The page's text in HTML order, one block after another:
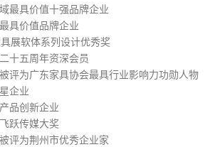
最具价值十强品牌企业
具价值品牌企业
展软体系列设计优秀奖
十五周年资深会员
评为广东家具协会最具行业影响力功勋人物
企业
品创新企业
跃传媒大奖
评为荆州市优秀企业家